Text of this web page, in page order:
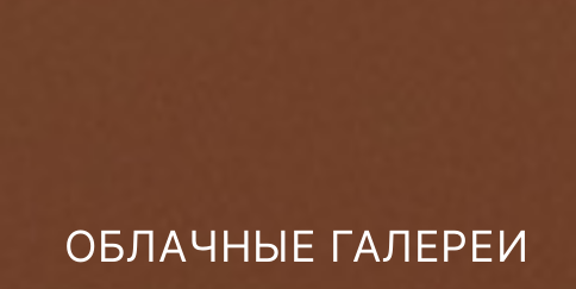
ОБЛАЧНЫЕ ГАЛЕРЕИ